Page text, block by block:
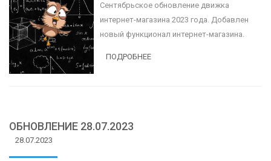
Сентябрьское обновление движка
интернет-магазина 2023 года. Добавлен
новый функционал интернет-магазина.
ПОДРОБНЕЕ
ОБНОВЛЕНИЕ 28.07.2023
28.07.2023